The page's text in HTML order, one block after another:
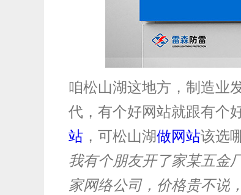
咱松山湖这地方，制造业
代，有个好网站就跟有个
站 ，可松山湖做网站该选
我有个朋友开了家某五金
家网络公司，价格贵不说